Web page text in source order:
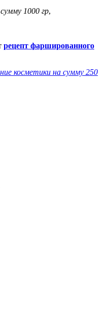
1000 гр,
рецепт фаршированного
косметики на сумму 250